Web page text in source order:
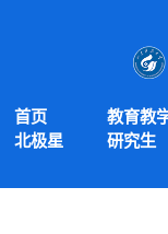
首页 教育教
北极星
研究生